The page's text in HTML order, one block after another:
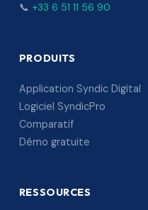
📞 +33 6 51 11 56 90
PRODUITS
Application Syndic Digital
Logiciel SyndicPro
Comparatif
Démo gratuite
RESSOURCES